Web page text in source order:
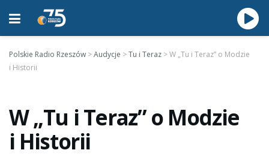
Polskie Radio Rzeszów >Audycje >Tu i Teraz >W „Tu i Teraz” o Modzie
i Historii
W „Tu i Teraz” o Modzie
i Historii